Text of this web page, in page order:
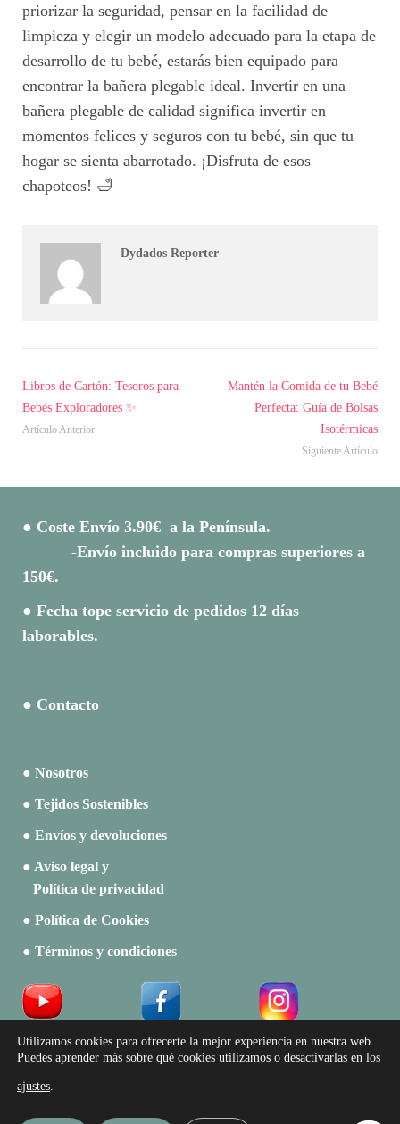
priorizar la seguridad, pensar en la facilidad de
limpieza y elegir un modelo adecuado para la etapa de
desarrollo de tu bebé, estarás bien equipado para
encontrar la bañera plegable ideal. Invertir en una
bañera plegable de calidad significa invertir en
momentos felices y seguros con tu bebé, sin que tu
hogar se sienta abarrotado. ¡Disfruta de esos
chapoteos! 🛁
Dydados Reporter
Libros de Cartón: Tesoros para
Bebés Exploradores ✨
Artículo Anterior
Mantén la Comida de tu Bebé
Perfecta: Guía de Bolsas
Isotérmicas
Siguiente Artículo
● Coste Envío 3.90€ a la Península.
-Envío incluido para compras superiores a
150€.
● Fecha tope servicio de pedidos 12 días
laborables.
● Contacto
● Nosotros
● Tejidos Sostenibles
● Envíos y devoluciones
● Aviso legal y
Política de privacidad
● Política de Cookies
● Términos y condiciones
Acceso a Profesionales
Catálogos
Utilizamos cookies para ofrecerte la mejor experiencia en nuestra web.
Puedes aprender más sobre qué cookies utilizamos o desactivarlas en los
ajustes